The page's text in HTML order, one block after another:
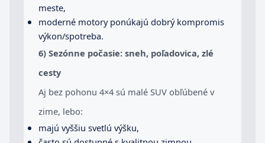
meste,
moderné motory ponúkajú dobrý kompromis
výkon/spotreba.
6) Sezónne počasie: sneh, poľadovica, zlé
cesty
Aj bez pohonu 4×4 sú malé SUV obľúbené v
zime, lebo:
majú vyššiu svetlú výšku,